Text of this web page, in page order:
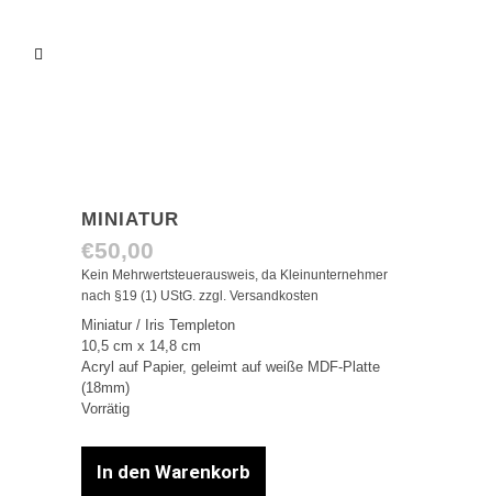
MINIATUR
€50,00
Kein Mehrwertsteuerausweis, da Kleinunternehmer
nach §19 (1) UStG. zzgl. Versandkosten
Miniatur / Iris Templeton
10,5 cm x 14,8 cm
Acryl auf Papier, geleimt auf weiße MDF-Platte
(18mm)
Vorrätig
Miniatur
In den Warenkorb